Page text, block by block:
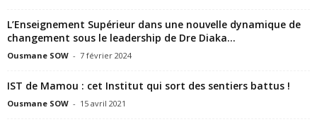
L’Enseignement Supérieur dans une nouvelle dynamique de
changement sous le leadership de Dre Diaka...
Ousmane SOW - 7 février 2024
IST de Mamou : cet Institut qui sort des sentiers battus !
Ousmane SOW - 15 avril 2021